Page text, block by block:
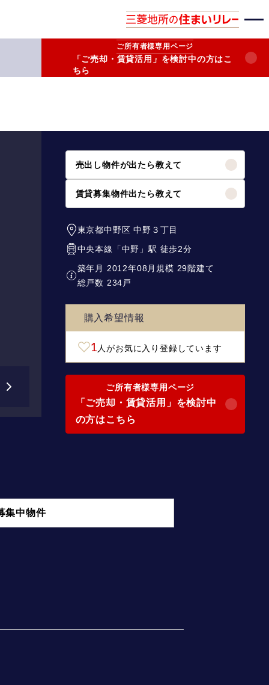
ご所有者様専用ページ
「ご売却・賃貸活用」を検討中の方はこ
ちら
売出し物件が出たら教えて
賃貸募集物件出たら教えて
東京都中野区 中野３丁目
中央本線
「中野 」駅 徒歩2分
築年月 2012年08月規模 29階建て
総戸数 234戸
購入希望情報
1 人がお気に入り登録しています
ご所有者様専用ページ
「ご売却・賃貸活用」を検討中
の方はこちら
集中物件